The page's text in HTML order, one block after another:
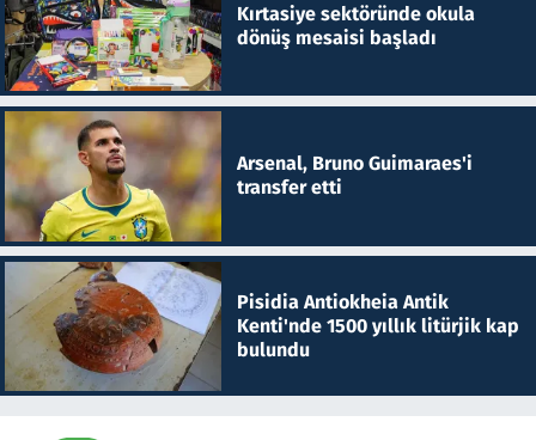
Kırtasiye sektöründe okula
dönüş mesaisi başladı
Arsenal, Bruno Guimaraes'i
transfer etti
Pisidia Antiokheia Antik
Kenti'nde 1500 yıllık litürjik kap
bulundu